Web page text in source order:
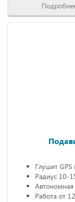
Глушит GPS
Радиус 10-
Работа от